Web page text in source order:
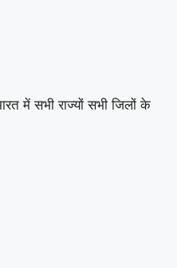
में सभी राज्यों सभी जिलों के